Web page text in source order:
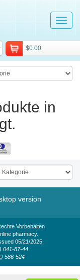
$0.00
in
version
Vorbehalten
pharmacy.
05/21/2025.
041-87-44
586-524